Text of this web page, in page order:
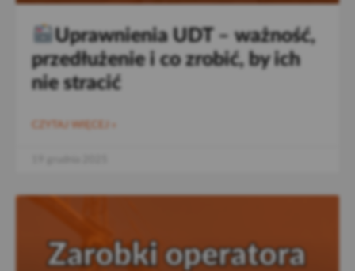
Uprawnienia UDT – ważność,
przedłużenie i co zrobić, by ich
nie stracić